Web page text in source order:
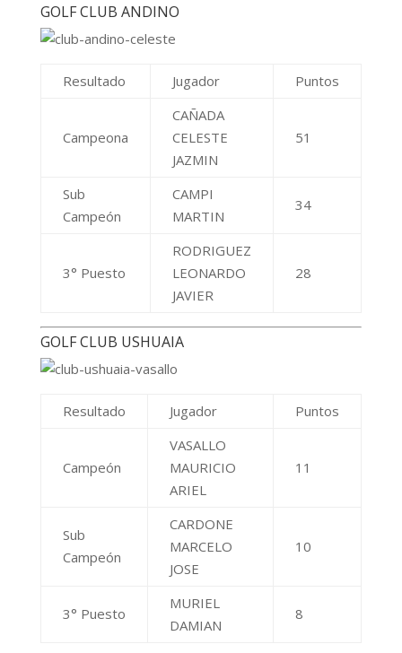
GOLF CLUB ANDINO
Resultado Jugador Puntos
Campeona
CAÑADA
CELESTE
JAZMIN
51
Sub
Campeón
CAMPI
MARTIN
34
3° Puesto
RODRIGUEZ
LEONARDO
JAVIER
28
GOLF CLUB USHUAIA
Resultado Jugador Puntos
Campeón
VASALLO
MAURICIO
ARIEL
11
Sub
Campeón
CARDONE
MARCELO
JOSE
10
3° Puesto
MURIEL
DAMIAN
8